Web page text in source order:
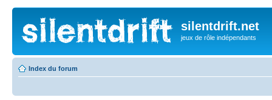
silentdrift.net
jeux de rôle indépendants
Index du forum